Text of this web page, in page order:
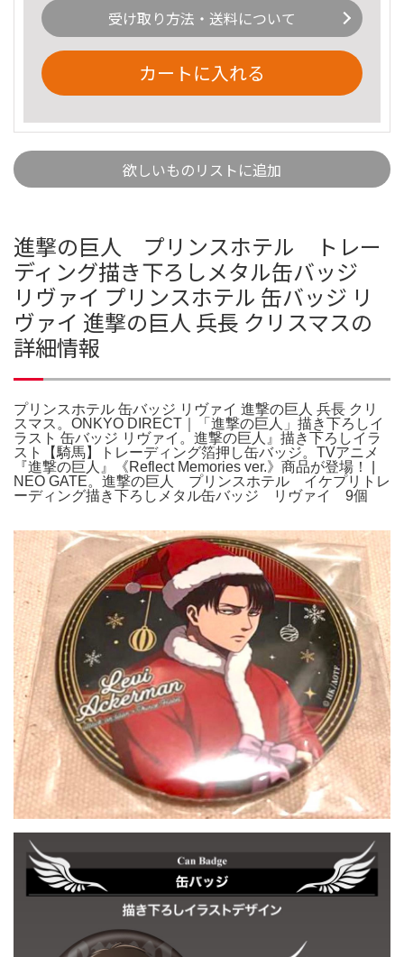
受け取り方法・送料について
カートに入れる
欲しいものリストに追加
進撃の巨人 プリンスホテル トレー
ディング描き下ろしメタル缶バッジ
リヴァイ プリンスホテル 缶バッジ リ
ヴァイ 進撃の巨人 兵長 クリスマスの
詳細情報
プリンスホテル 缶バッジ リヴァイ 進撃の巨人 兵長 クリ
スマス。ONKYO DIRECT｜「進撃の巨人」描き下ろしイ
ラスト 缶バッジ リヴァイ。進撃の巨人』描き下ろしイラ
スト【騎馬】トレーディング箔押し缶バッジ。TVアニメ
『進撃の巨⼈』《Reflect Memories ver.》商品が登場！ |
NEO GATE。進撃の巨人 プリンスホテル イケプリトレ
ーディング描き下ろしメタル缶バッジ リヴァイ 9個